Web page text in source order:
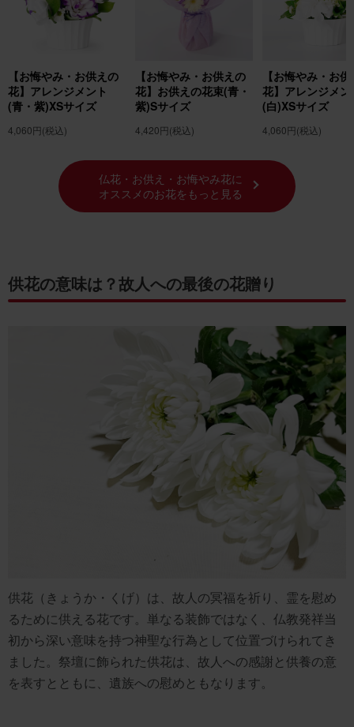
宗教による供花の違いは？仏式・神式・キリ
ト
供花のマナーとタブーとは？NGな花
供花のカードには何を書く？心を込めた言葉
選びのヒント
供花の設置場所はどこ？会場での正しい飾り
方と注意点
供花の費用は？相場と予算の立て方
い注文方法
供花代の相場が知りたい！葬儀社が明かす地
供花の手配方法は？確実に届ける注文のコツ
供花の注文はいつまでに？遅れずに間に合わ
オンラインで供花注文できる？便利なサービ
スの選び方
供花の配送トラブルを防ぐには？確実に届け
るための対策
ブルーミーで心を込めた供養を手軽に
【お悔やみ・お供えの
花】アレンジメント
(青・紫)XSサイズ
4,060円(税込)
【お悔やみ・お供えの
花】お供えの花束(青・
紫)Sサイズ
4,420円(税込)
【お悔やみ・お
花】アレンジメン
(白)XSサイズ
4,060円(税込)
仏花・お供え・お悔やみ花に
オススメのお花をもっと見る
供花の意味は？故人への最後の花贈り
供花（きょうか・くげ）は、故人の冥福を祈り、霊を慰め
るために供える花です。単なる装飾ではなく、仏教発祥当
初から深い意味を持つ神聖な行為として位置づけられてき
ました。祭壇に飾られた供花は、故人への感謝と供養の意
を表すとともに、遺族への慰めともなります。